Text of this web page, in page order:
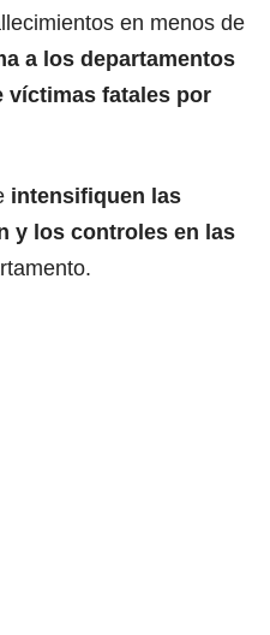
en menos de
a los departamentos
víctimas fatales por
intensifiquen las
y los controles en las